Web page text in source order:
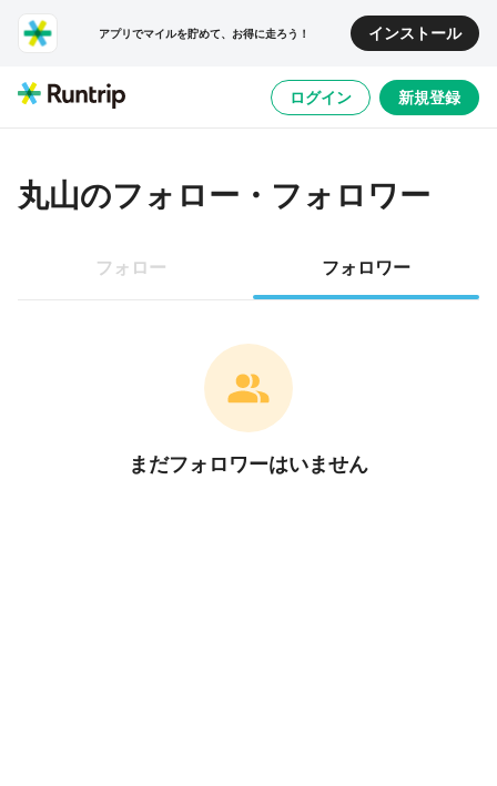
アプリでマイルを貯めて、お得に走ろう！ インストール
ログイン 新規登録
丸山のフォロー・フォロワー
フォロー フォロワー
まだフォロワーはいません